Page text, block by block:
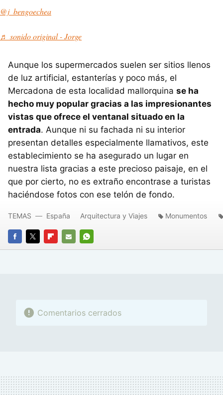
@j_bengoechea
♬ sonido original - Jorge
Aunque los supermercados suelen ser sitios llenos
de luz artificial, estanterías y poco más, el
Mercadona de esta localidad mallorquina se ha
hecho muy popular gracias a las impresionantes
vistas que ofrece el ventanal situado en la
entrada. Aunque ni su fachada ni su interior
presentan detalles especialmente llamativos, este
establecimiento se ha asegurado un lugar en
nuestra lista gracias a este precioso paisaje, en el
que por cierto, no es extraño encontrase a turistas
haciéndose fotos con ese telón de fondo.
FACEBOOK
TWITTERFLIPBOARD
E-
WHATSAPP
TEMAS España Arquitectura y Viajes Monumentos
Comentarios cerrados